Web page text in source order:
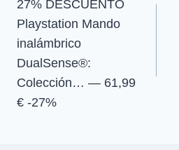
de
entradas
27% DESCUENTO
Playstation Mando
inalámbrico
DualSense®:
Colección… — 61,99
€ -27%